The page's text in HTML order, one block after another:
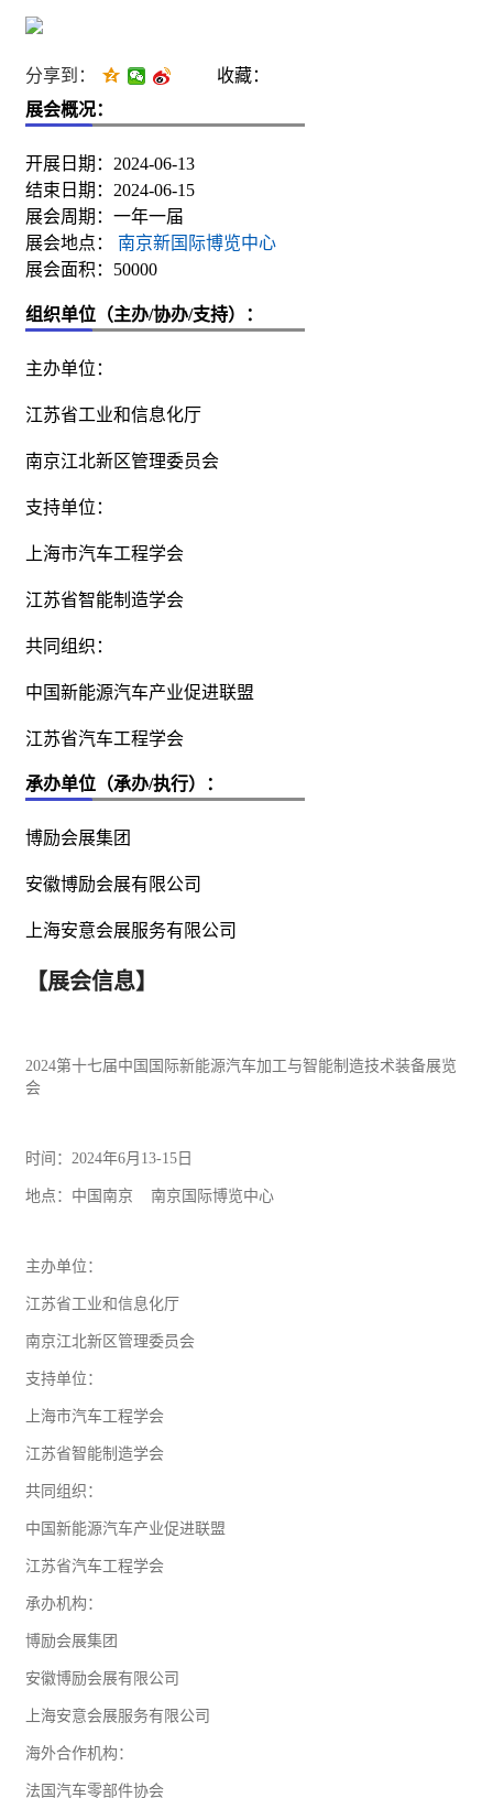
分享到：
收藏：
展会概况：
开展日期：2024-06-13
结束日期：2024-06-15
展会周期：一年一届
展会地点：
南京新国际博览中心
展会面积：50000
组织单位（主办/协办/支持）：
主办单位：
江苏省工业和信息化厅
南京江北新区管理委员会
支持单位：
上海市汽车工程学会
江苏省智能制造学会
共同组织：
中国新能源汽车产业促进联盟
江苏省汽车工程学会
承办单位（承办/执行）：
博励会展集团
安徽博励会展有限公司
上海安意会展服务有限公司
【展会信息】
2024第十七届中国国际新能源汽车加工与智能制造技术装备展览
会
时间： 2024年6月 13-15 日
地点：中国南京 南京国际博览中心
主办单位：
江苏省工业和信息化厅
南京江北新区管理委员会
支持单位：
上海市汽车工程学会
江苏省智能制造学会
共同组织：
中国新能源汽车产业促进联盟
江苏省汽车工程学会
承办机构：
博励会展集团
安徽博励会展有限公司
上海安意会展服务有限公司
海外合作机构：
法国汽车零部件协会